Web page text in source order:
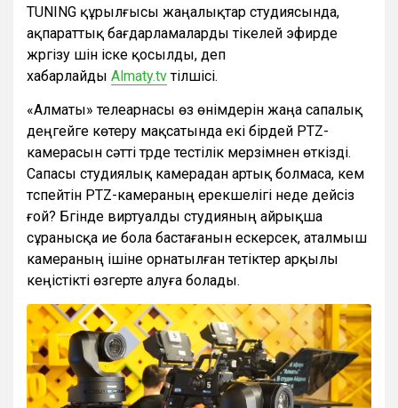
TUNING құрылғысы жаңалықтар студиясында,
ақпараттық бағдарламаларды тікелей эфирде
жүргізу үшін іске қосылды, деп
хабарлайды Almaty.tvтілшісі.
«Алматы» телеарнасы өз өнімдерін жаңа сапалық
деңгейге көтеру мақсатында екі бірдей PTZ-
камерасын сәтті түрде тестілік мерзімнен өткізді.
Сапасы студиялық камерадан артық болмаса, кем
түспейтін PTZ-камераның ерекшелігі неде дейсіз
ғой? Бүгінде виртуалды студияның айрықша
сұранысқа ие бола бастағанын ескерсек, аталмыш
камераның ішіне орнатылған тетіктер арқылы
кеңістікті өзгерте алуға болады.